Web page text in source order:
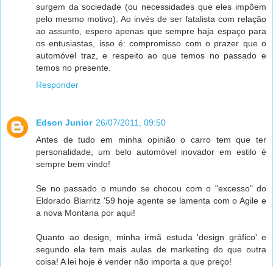
surgem da sociedade (ou necessidades que eles impõem
pelo mesmo motivo). Ao invés de ser fatalista com relação
ao assunto, espero apenas que sempre haja espaço para
os entusiastas, isso é: compromisso com o prazer que o
automóvel traz, e respeito ao que temos no passado e
temos no presente.
Responder
Edson Junior 26/07/2011, 09:50
Antes de tudo em minha opinião o carro tem que ter
personalidade, um belo automóvel inovador em estilo é
sempre bem vindo!
Se no passado o mundo se chocou com o "excesso" do
Eldorado Biarritz '59 hoje agente se lamenta com o Agile e
a nova Montana por aqui!
Quanto ao design, minha irmã estuda 'design gráfico' e
segundo ela tem mais aulas de marketing do que outra
coisa! A lei hoje é vender não importa a que preço!